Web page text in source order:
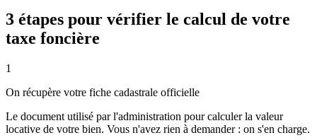
3 étapes pour vérifier le calcul de votre
taxe foncière
1
On récupère votre fiche cadastrale officielle
Le document utilisé par l'administration pour calculer la valeur
locative de votre bien. Vous n'avez rien à demander : on s'en charge.